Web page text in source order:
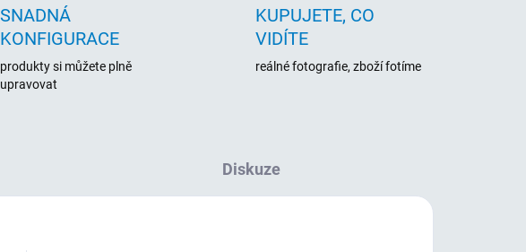
SNADNÁ
KONFIGURACE
produkty si můžete plně
upravovat
KUPUJETE, CO
VIDÍTE
reálné fotografie, zboží fotíme
Diskuze